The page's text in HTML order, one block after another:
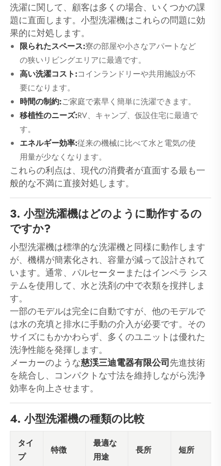
洗濯に関して、顧客は多くの場合、いくつかの課
題に直面します。小型洗濯機はこれらの問題に効
果的に対処します。
限られたスペース:寮の部屋や小さなアパートなど
の狭いリビングエリアに最適です。
高い洗濯コスト:コインランドリーや共用施設が不
要になります。
時間の制約:ご家庭で素早く簡単に洗濯できます。
移植性のニーズ:RV、キャンプ、仮設住宅に最適で
す。
エネルギー効率:従来の機械に比べて水と電気の使
用量が少なくなります。
これらの利点は、現代の消費者が直面する最も一
般的な不満に直接対処します。
3. 小型洗濯機はどのように動作するの
ですか?
小型洗濯機は標準的な洗濯機と同様に動作します
が、機構が簡素化され、容量が減って設計されて
います。通常、パルセーターまたはインペラ シス
テムを使用して、水と洗剤の中で衣類を撹拌しま
す。
一部のモデルは完全に自動ですが、他のモデルで
は水の充填と排水に手動の介入が必要です。その
サイズにもかかわらず、多くのユニットは優れた
洗浄性能を発揮します。
メーカーのような慈渓三迪電器有限公司先進技術
を統合し、コンパクトな寸法を維持しながら洗浄
効率を向上させます。
4. 小型洗濯機の種類の比較
タイ
プ
特徴
最適な
用途
長所 短所